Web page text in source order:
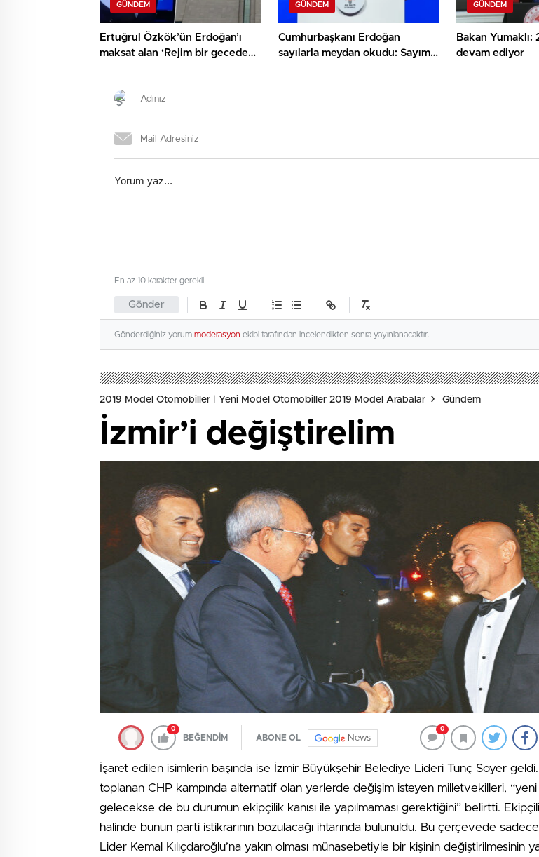
GÜNDEM
Ertuğrul Özkök’ün Erdoğan’ı
maksat alan ‘Rejim bir gecede
GÜNDEM
Cumhurbaşkanı Erdoğan
sayılarla meydan okudu: Sayımız
GÜNDEM
Bakan Yumaklı:
devam ediyor
Gönder
En az 10 karakter gerekli
Gönderdiğiniz yorum moderasyon ekibi tarafından incelendikten sonra yayınlanacaktır.
2019 Model Otomobiller | Yeni Model Otomobiller 2019 Model Arabalar Gündem
İzmir’i değiştirelim
0
BEĞENDİM ABONE OL News
0
İşaret edilen isimlerin başında ise İzmir Büyükşehir Belediye Lideri Tunç Soyer geldi.
toplanan CHP kampında alternatif olan yerlerde değişim isteyen milletvekilleri, “yeni
gelecekse de bu durumun ekipçilik kanısı ile yapılmaması gerektiğini” belirtti.
halinde bunun parti istikrarının bozulacağı ihtarında bulunuldu. Bu çerçevede
Lider Kemal Kılıçdaroğlu’na yakın olması münasebetiyle bir kişinin değiştirilmesinin